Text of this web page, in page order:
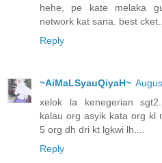
hehe, pe kate melaka
network kat sana. best
Reply
~AiMaLSyauQiyaH~
xelok la kenegerian
kalau org asyik kata org kl
5 org dh dri kt lgkwi lh....
Reply